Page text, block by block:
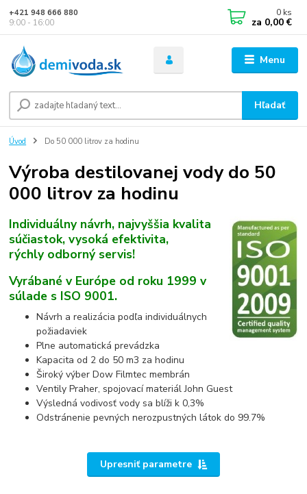
Menu
Hľadať
+421 948 666 880
9:00 - 16:00
0 ks
za 0,00 €
Úvod Do 50 000 litrov za hodinu
Výroba destilovanej vody do 50
000 litrov za hodinu
Individuálny návrh, najvyššia kvalita
súčiastok, vysoká efektivita,
rýchly odborný servis!
Vyrábané v Európe od roku 1999 v
súlade s ISO 9001.
Návrh a realizácia podľa individuálnych
požiadaviek
Plne automatická prevádzka
Kapacita od 2 do 50 m3 za hodinu
Široký výber Dow Filmtec membrán
Ventily Praher, spojovací materiál John Guest
Výsledná vodivosť vody sa blíži k 0,3%
Odstránenie pevných nerozpustných látok do 99.7%
Upresniť parametre